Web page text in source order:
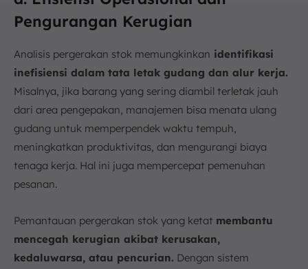
Pengurangan Kerugian
Analisis pergerakan stok memungkinkan identifikasi
inefisiensi dalam tata letak gudang dan alur kerja.
Misalnya, jika barang yang sering diambil terletak jauh
dari area pengepakan, manajemen bisa menata ulang
gudang untuk memperpendek waktu tempuh,
meningkatkan produktivitas, dan mengurangi biaya
tenaga kerja. Hal ini juga mempercepat pemenuhan
pesanan.
Pemantauan pergerakan stok yang ketat membantu
mencegah kerugian akibat kerusakan,
kedaluwarsa, atau pencurian. Dengan sistem